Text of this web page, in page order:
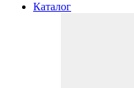
Каталог